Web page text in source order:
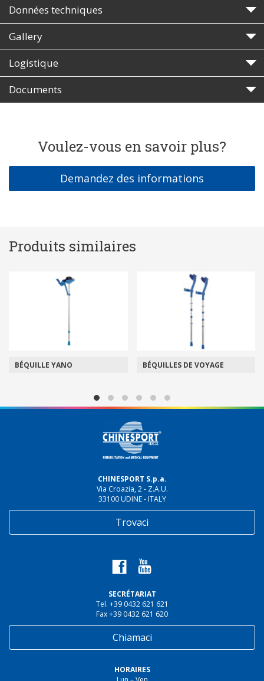
Données techniques
Gallery
Logistique
Documents
Voulez-vous en savoir plus?
Demandez des informations
Produits similaires
BÉQUILLE YANO BÉQUILLES DE VOYAGE
CHINESPORT S.p.a.
Via Croazia, 2 - Z.A.U.
33100 UDINE - ITALY
Trovaci
SECRÉTARIAT
Tel. +39 0432 621 621
Fax +39 0432 621 620
Chiamaci
HORAIRES